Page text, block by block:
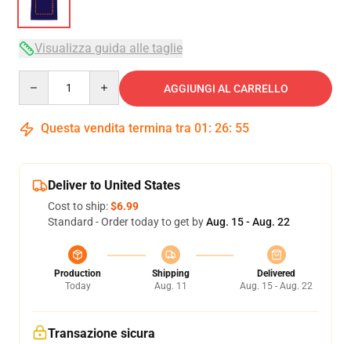
Visualizza guida alle taglie
AGGIUNGI AL CARRELLO
Questa vendita termina tra 01 : 26: 54
Deliver to United States
Cost to ship:$6.99
Standard - Order today to get byAug. 15 - Aug. 22
Production
Today
Shipping
Aug. 11
Delivered
Aug. 15 - Aug. 22
Transazione sicura